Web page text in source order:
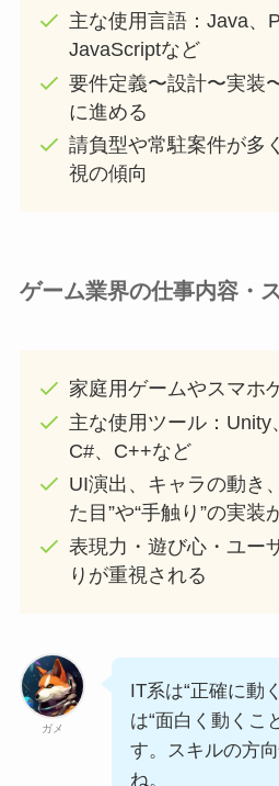
主な使用言語：Java、
JavaScriptなど
要件定義〜設計〜実装
に進める
請負型や常駐案件が多
視の傾向
ゲーム業界の仕事内容・
家庭用ゲームやスマホ
主な使用ツール：Unity
C#、C++など
UI演出、キャラの動き
た目”や“手触り”の実装
表現力・遊び心・ユー
りが重視される
ガメ
IT系は“正確に動
は“面白く動くこ
す。スキルの方
ね。